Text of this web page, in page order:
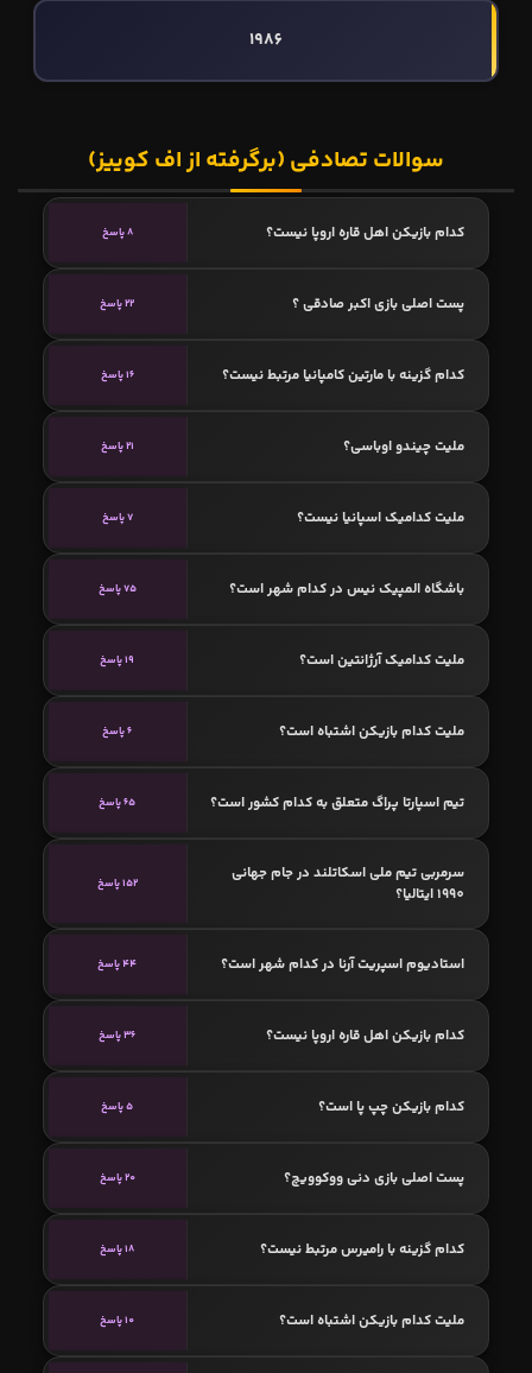
1986
سوالات تصادفی (برگرفته از اف کوییز)
کدام بازیکن اهل قاره اروپا نیست؟ 8 پاسخ
پست اصلی بازی اکبر صادقی ؟ 22 پاسخ
کدام گزینه با مارتین کامپانیا مرتبط نیست؟ 16 پاسخ
ملیت چیندو اوباسی؟ 21 پاسخ
ملیت کدامیک اسپانیا نیست؟ 7 پاسخ
باشگاه المپیک نیس در کدام شهر است؟ 75 پاسخ
ملیت کدامیک آرژانتین است؟ 19 پاسخ
ملیت کدام بازیکن اشتباه است؟ 6 پاسخ
تیم اسپارتا پراگ متعلق به کدام کشور است؟ 65 پاسخ
سرمربی تیم ملی اسکاتلند در جام جهانی
1990 ایتالیا؟
152 پاسخ
استادیوم اسپریت آرنا در کدام شهر است؟ 44 پاسخ
کدام بازیکن اهل قاره اروپا نیست؟ 36 پاسخ
کدام بازیکن چپ پا است؟ 5 پاسخ
پست اصلی بازی دنی ووکوویچ؟ 20 پاسخ
کدام گزینه با رامیرس مرتبط نیست؟ 18 پاسخ
ملیت کدام بازیکن اشتباه است؟ 10 پاسخ